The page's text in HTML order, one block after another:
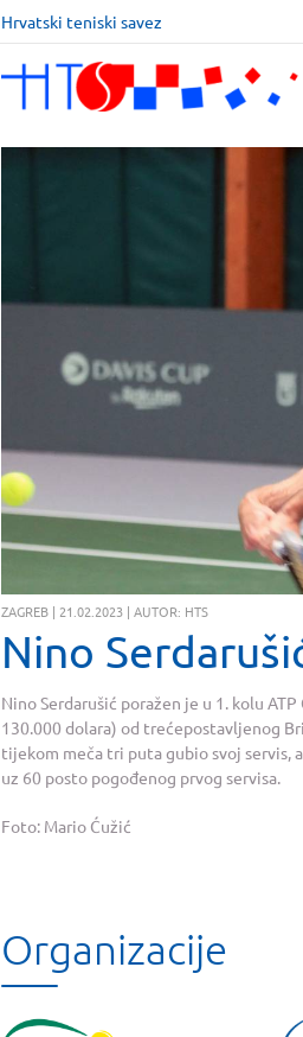
Hrvatski teniski savez
ZAGREB | 21.02.2023 | AUTOR: HTS
Nino
Nino Serdarušić poražen je u 1. kolu
130.000 dolara) od trećepostavljenog
tijekom meča tri puta gubio svoj servis,
uz 60 posto pogođenog prvog servisa.
Foto: Mario Ćužić
Organizacije